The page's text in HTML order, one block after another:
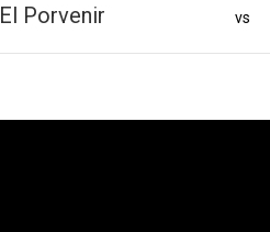
El Porvenir vs